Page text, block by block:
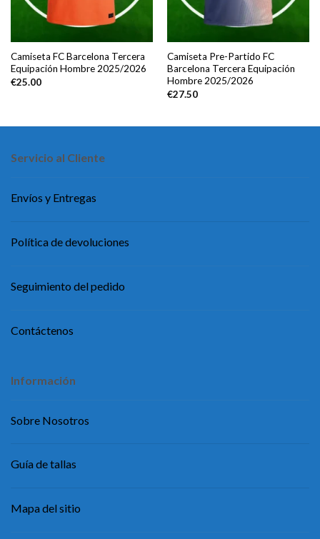
Camiseta FC Barcelona Tercera
Equipación Hombre 2025/2026
€25.00
Camiseta Pre-Partido FC
Barcelona Tercera Equipación
Hombre 2025/2026
€27.50
Servicio al Cliente
Envíos y Entregas
Política de devoluciones
Seguimiento del pedido
Contáctenos
Información
Sobre Nosotros
Guía de tallas
Mapa del sitio